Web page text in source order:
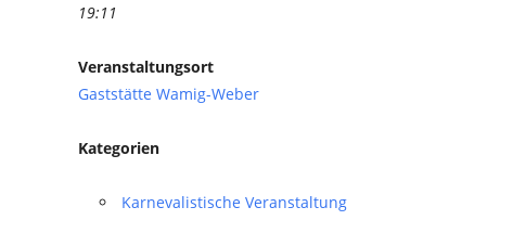
19:11
Veranstaltungsort
Gaststätte Wamig-Weber
Kategorien
Karnevalistische Veranstaltung